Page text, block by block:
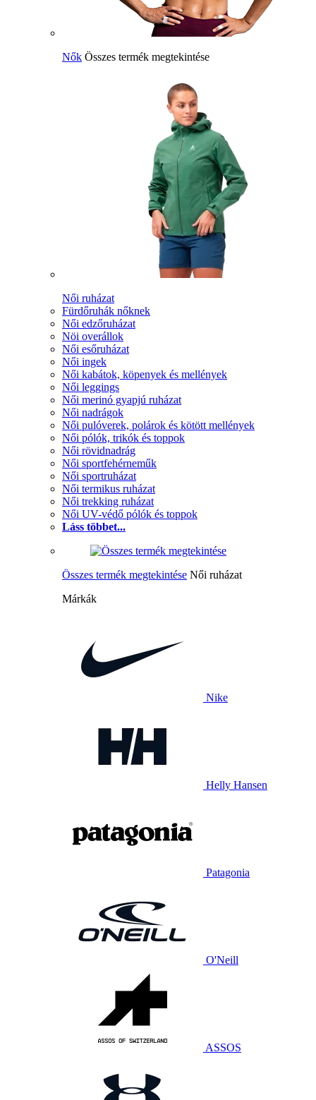
Nők Összes termék megtekintése
Női ruházat
Fürdőruhák nőknek
Női edzőruházat
Nöi overállok
Női esőruházat
Női ingek
Női kabátok, köpenyek és mellények
Női leggings
Női merinó gyapjú ruházat
Női nadrágok
Női pulóverek, polárok és kötött mellények
Női pólók, trikók és toppok
Női rövidnadrág
Női sportfehérneműk
Női sportruházat
Női termikus ruházat
Női trekking ruházat
Női UV-védő pólók és toppok
Láss többet...
Összes termék megtekintése Női ruházat
Márkák
Nike
Helly Hansen
Patagonia
O'Neill
ASSOS